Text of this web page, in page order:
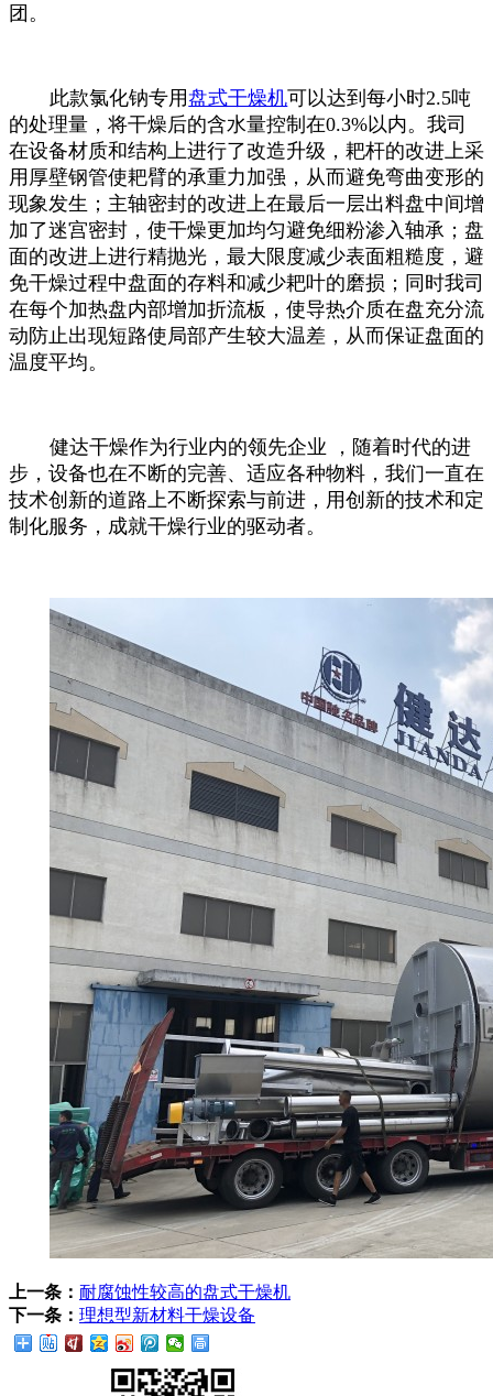
团 。
此款氯化钠专用盘式干燥机可以达到每小时2.5吨
的处理量，将干燥后的含水量控制在0.3%以内。我司
在设备材质和结构上进行了改造升级，耙杆的改进上采
用厚壁钢管使耙臂的承重力加强，从而避免弯曲变形的
现象发生；主轴密封的改进上在最后一层出料盘中间增
加了迷宫密封，使干燥更加均匀避免细粉渗入轴承；盘
面的改进上进行精抛光，最大限度减少表面粗糙度，避
免干燥过程中盘面的存料和减少耙叶的磨损；同时我司
在每个加热盘内部增加折流板，使导热介质在盘充分流
动防止出现短路使局部产生较大温差，从而保证盘面的
温度平均。
健达干燥作为行业内的领先企业 ，随着时代的进
步，设备也在不断的完善、适应各种物料，我们一直在
技术创新的道路上不断探索与前进，用创新的技术和定
制化服务，成就干燥行业的驱动者。
上一条： 耐腐蚀性较高的盘式干燥机
下一条： 理想型新材料干燥设备